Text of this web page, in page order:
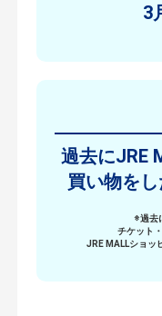
3
過去にJRE
買い物を
※過去
チケット
JRE MALLショッ